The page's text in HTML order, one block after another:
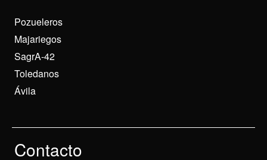
Pozueleros
Majariegos
SagrA-42
Toledanos
Ávila
Contacto